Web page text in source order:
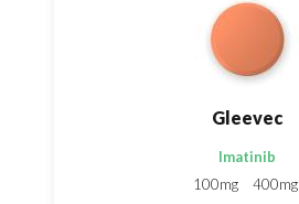
Gleevec
Imatinib
100mg
400mg